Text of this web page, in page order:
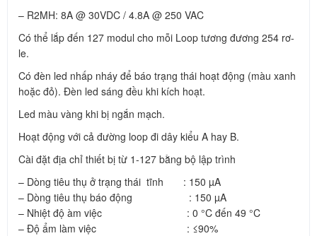
– R2MH: 8A @ 30VDC / 4.8A @ 250 VAC
Có thể lắp đến 127 modul cho mỗi Loop tương đương 254 rơ-
le.
Có đèn led nhấp nháy để báo trạng thái hoạt động (màu xanh
hoặc đỏ). Đèn led sáng đều khi kích hoạt.
Led màu vàng khi bị ngắn mạch.
Hoạt động với cả đường loop đi dây kiểu A hay B.
Cài đặt địa chỉ thiết bị từ 1-127 bằng bộ lập trình
– Dòng tiêu thụ ở trạng thái tĩnh : 150 µA
– Dòng tiêu thụ báo động : 150 µA
– Nhiệt độ àm việc : 0 °C đến 49 °C
– Độ ẩm làm việc : ≤90%